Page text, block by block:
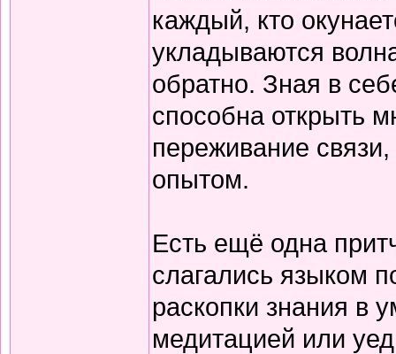
каждый, кто
укладываются
обратно. Зная в
способна открыть
переживание связи,
опытом.
Есть ещё одна
слагались языком
раскопки знания в
медитацией или